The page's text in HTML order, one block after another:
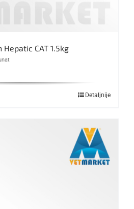
Hepatic CAT 1.5kg
Detaljnije